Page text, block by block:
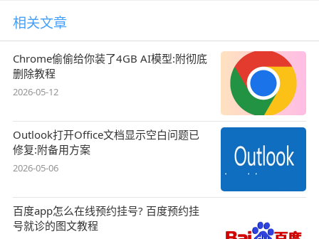
相关文章
Chrome偷偷给你装了4GB AI模型:附彻底
删除教程
2026-05-12
Outlook打开Office文档显示空白问题已
修复:附备用方案
2026-05-06
百度app怎么在线预约挂号? 百度预约挂
号就诊的图文教程